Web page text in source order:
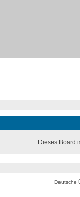
Dieses Board
Deutsche